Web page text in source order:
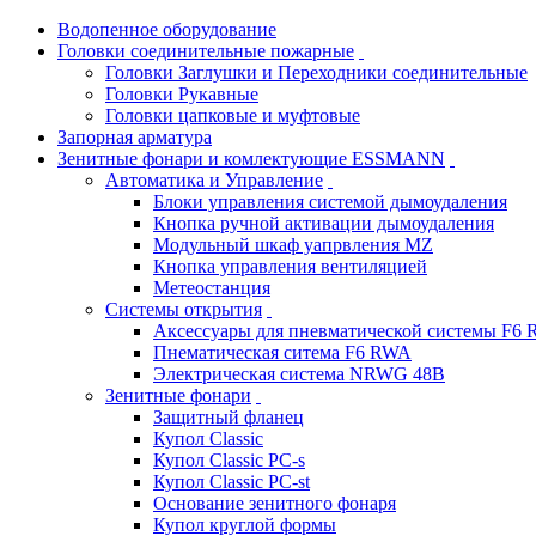
Водопенное оборудование
Головки соединительные пожарные
Головки Заглушки и Переходники соединительные
Головки Рукавные
Головки цапковые и муфтовые
Запорная арматура
Зенитные фонари и комлектующие ESSMANN
Автоматика и Управление
Блоки управления системой дымоудаления
Кнопка ручной активации дымоудаления
Модульный шкаф уапрвления MZ
Кнопка управления вентиляцией
Метеостанция
Системы открытия
Аксессуары для пневматической системы F6
Пнематическая ситема F6 RWA
Электрическая система NRWG 48В
Зенитные фонари
Защитный фланец
Купол Classic
Купол Classic PC-s
Купол Classic PC-st
Основание зенитного фонаря
Купол круглой формы